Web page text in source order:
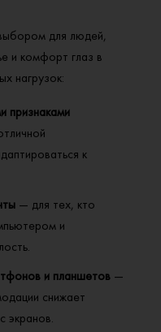
для людей,
и комфорт глаз в
нагрузок:
признаками
к
— для тех, кто
и
и планшетов —
снижает
экранов.